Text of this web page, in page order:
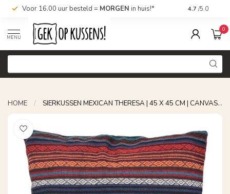
Voor 16.00 uur besteld = MORGEN in huis!* Nu bestellen,
4.7 /5.0
MENU
0
HOME / SIERKUSSEN MEXICAN THERESA | 45 X 45 CM | CANVAS/LINNEN